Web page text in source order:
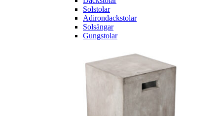
Solstolar
Adirondackstolar
Solsängar
Gungstolar